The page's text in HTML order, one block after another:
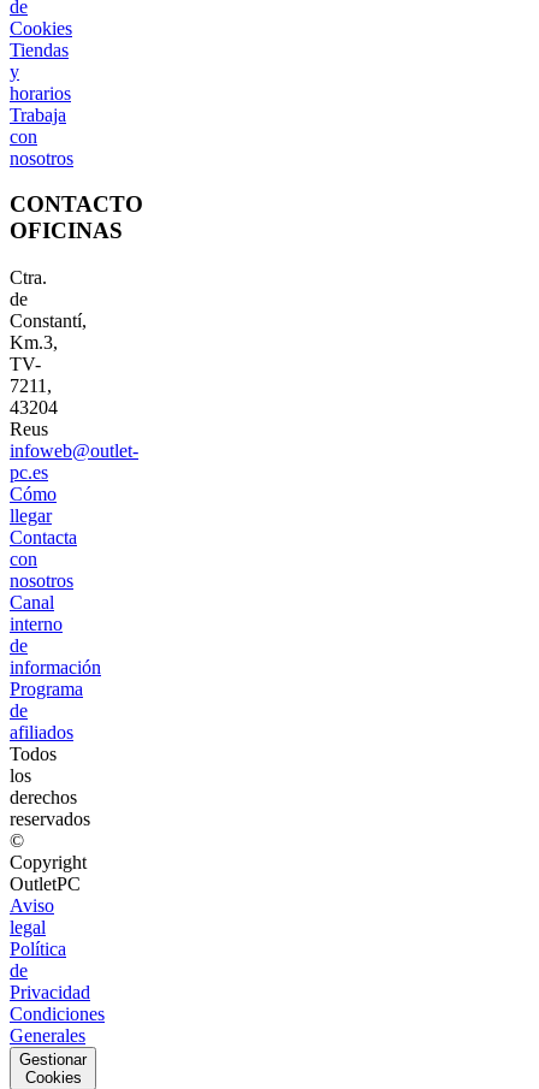
de
Cookies
Tiendas
y
horarios
Trabaja
con
nosotros
CONTACTO
OFICINAS
Ctra.
de
Constantí,
Km.3,
TV-
7211,
43204
Reus
infoweb@outlet-
pc.es
Cómo
llegar
Contacta
con
nosotros
Canal
interno
de
información
Programa
de
afiliados
Todos
los
derechos
reservados
©
Copyright
OutletPC
Aviso
legal
Política
de
Privacidad
Condiciones
Generales
Gestionar
Cookies